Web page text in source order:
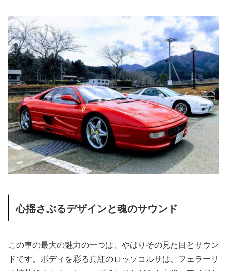
心揺さぶるデザインと魂のサウンド
この車の最大の魅力の一つは、やはりその見た目とサウン
ドです。ボディを彩る真紅のロッソコルサは、フェラーリ